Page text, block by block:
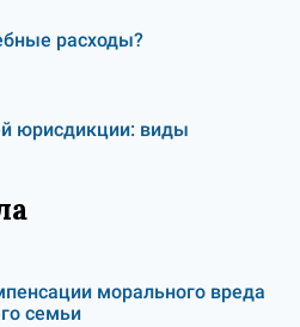
расходы?
юрисдикции: виды
морального вреда
семьи